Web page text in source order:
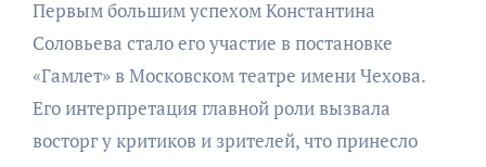
Первым большим успехом Константина
Соловьева стало его участие в постановке
«Гамлет» в Московском театре имени Чехова.
Его интерпретация главной роли вызвала
восторг у критиков и зрителей, что принесло